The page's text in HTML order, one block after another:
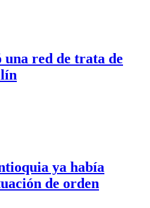
una red de trata de
ya había
de orden